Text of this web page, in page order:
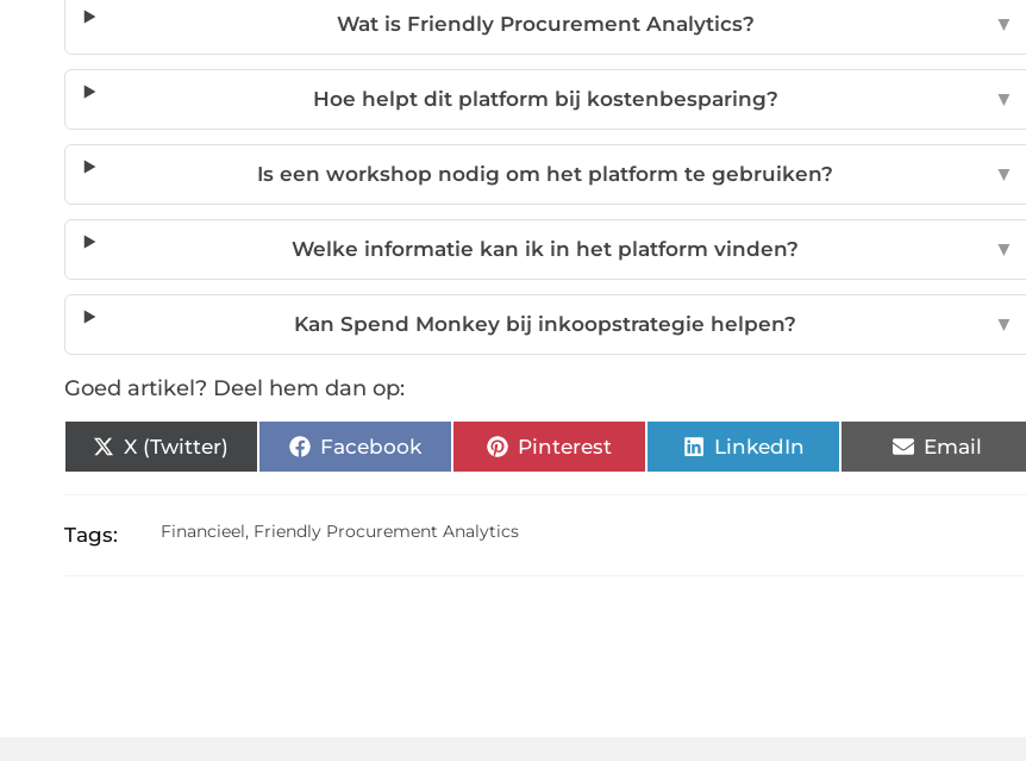
Wat is Friendly Procurement Analytics? ▼
Hoe helpt dit platform bij kostenbesparing? ▼
Is een workshop nodig om het platform te gebruiken? ▼
Welke informatie kan ik in het platform vinden? ▼
Kan Spend Monkey bij inkoopstrategie helpen? ▼
Goed artikel? Deel hem dan op:
X (Twitter) Facebook Pinterest LinkedIn Email
Tags: Financieel, Friendly Procurement Analytics